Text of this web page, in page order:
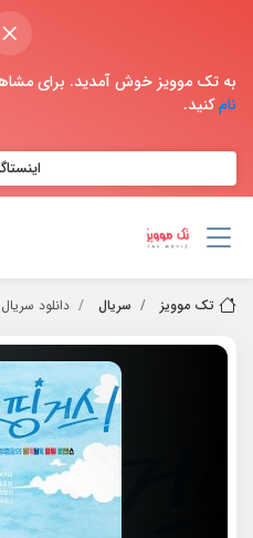
×
به تک موویز خوش آمدید. برای
نامکنید.
تک موویز سریال دانلود سریال Spirit Fingers